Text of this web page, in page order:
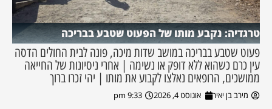
טרגדיה: נקבע מותו של הפעוט שטבע בבריכה
פעוט שטבע בבריכה במושב שדות מיכה, פונה לבית החולים הדסה
עין כרם כשהוא ללא דופק או נשימה | אחרי ניסיונות של החייאה
ממושכים, הרופאים נאלצו לקבוע את מותו | יהי זכרו ברוך
מירב בן יאיר אוגוסט 4, 2026 9:33 pm